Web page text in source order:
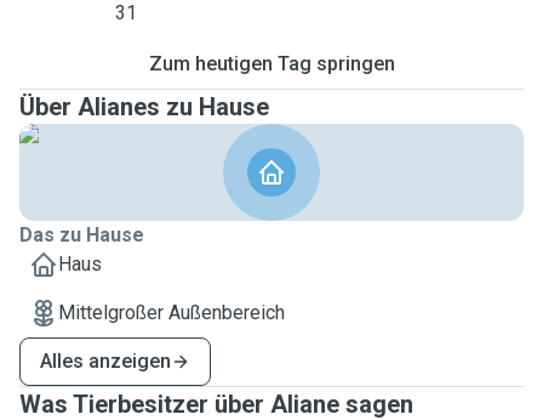
31
Zum heutigen Tag springen
Über Alianes zu Hause
Das zu Hause
Haus
Mittelgroßer Außenbereich
Alles anzeigen
Was Tierbesitzer über Aliane sagen